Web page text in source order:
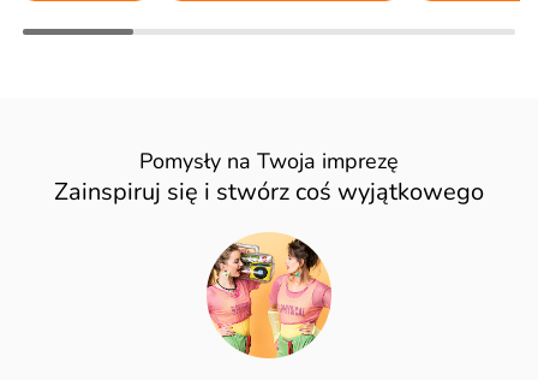
Pomysły na Twoja imprezę
Zainspiruj się i stwórz coś wyjątkowego